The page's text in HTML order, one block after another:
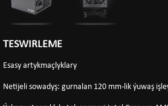
TESWIRLEME
Esasy artykmaçlyklary
Netijeli sowadyş: gurnalan 120 mm-lik ýuwaş